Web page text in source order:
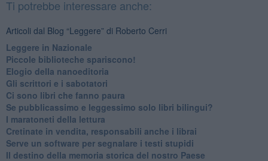
Ti potrebbe interessare anche:
Articoli dal Blog “Leggere” di Roberto Cerri
​Leggere in Nazionale
​Piccole biblioteche spariscono!
​Elogio della nanoeditoria
Gli scrittori e i sabotatori
Ci sono libri che fanno paura
Se pubblicassimo e leggessimo solo libri bilingui?
I maratoneti della lettura
Cretinate in vendita, responsabili anche i librai
Serve un software per segnalare i testi stupidi
​Il destino della memoria storica del nostro Paese